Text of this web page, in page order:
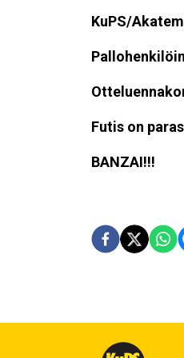
KuPS/
Futis on
BANZAI!!!